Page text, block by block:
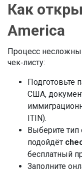
Как
America
Процесс
чек‑листу:
Подготовьте
США,
ITIN).
Выберите
подойдёт
бесплатный
Заполните